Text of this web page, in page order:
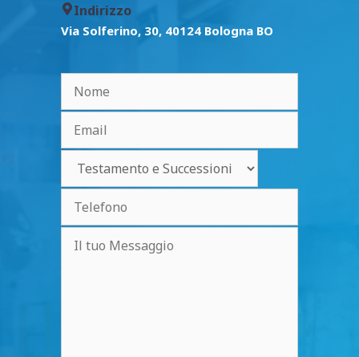
Indirizzo​
Via Solferino, 30, 40124 Bologna BO